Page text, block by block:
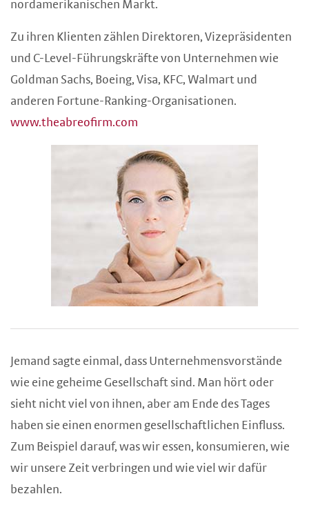
nordamerikanischen Markt.
Zu ihren Klienten zählen Direktoren, Vizepräsidenten
und C-Level-Führungskräfte von Unternehmen wie
Goldman Sachs, Boeing, Visa, KFC, Walmart und
anderen Fortune-Ranking-Organisationen.
www.theabreofirm.com
Jemand sagte einmal, dass Unternehmensvorstände
wie eine geheime Gesellschaft sind. Man hört oder
sieht nicht viel von ihnen, aber am Ende des Tages
haben sie einen enormen gesellschaftlichen Einfluss.
Zum Beispiel darauf, was wir essen, konsumieren, wie
wir unsere Zeit verbringen und wie viel wir dafür
bezahlen.